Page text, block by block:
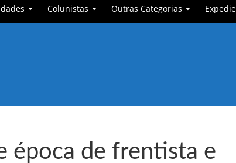
Colunistas Outras Categorias
época de frentista e